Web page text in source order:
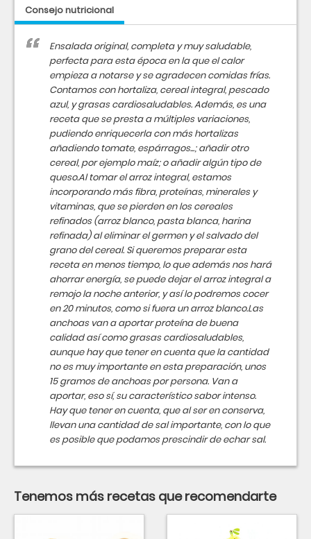
Consejo nutricional
Ensalada original, completa y muy saludable,
perfecta para esta época en la que el calor
empieza a notarse y se agradecen comidas frías.
Contamos con hortaliza, cereal integral, pescado
azul, y grasas cardiosaludables. Además, es una
receta que se presta a múltiples variaciones,
pudiendo enriquecerla con más hortalizas
añadiendo tomate, espárragos...; añadir otro
cereal, por ejemplo maíz; o añadir algún tipo de
queso.Al tomar el arroz integral, estamos
incorporando más fibra, proteínas, minerales y
vitaminas, que se pierden en los cereales
refinados (arroz blanco, pasta blanca, harina
refinada) al eliminar el germen y el salvado del
grano del cereal. Si queremos preparar esta
receta en menos tiempo, lo que además nos hará
ahorrar energía, se puede dejar el arroz integral a
remojo la noche anterior, y así lo podremos cocer
en 20 minutos, como si fuera un arroz blanco.Las
anchoas van a aportar proteína de buena
calidad así como grasas cardiosaludables,
aunque hay que tener en cuenta que la cantidad
no es muy importante en esta preparación, unos
15 gramos de anchoas por persona. Van a
aportar, eso sí, su característico sabor intenso.
Hay que tener en cuenta, que al ser en conserva,
llevan una cantidad de sal importante, con lo que
es posible que podamos prescindir de echar sal.
Tenemos más recetas que recomendarte